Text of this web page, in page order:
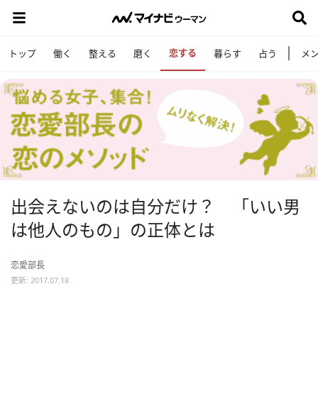
トップ 働く 整える 磨く 恋する 暮らす 占う メ
出会えないのは自分だけ？ 「いい男
は他人のもの」の正体とは
恋愛部長
更新: 2017.07.18